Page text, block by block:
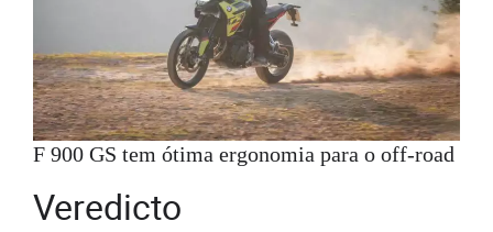
F 900 GS tem ótima ergonomia para o off-road
Veredicto